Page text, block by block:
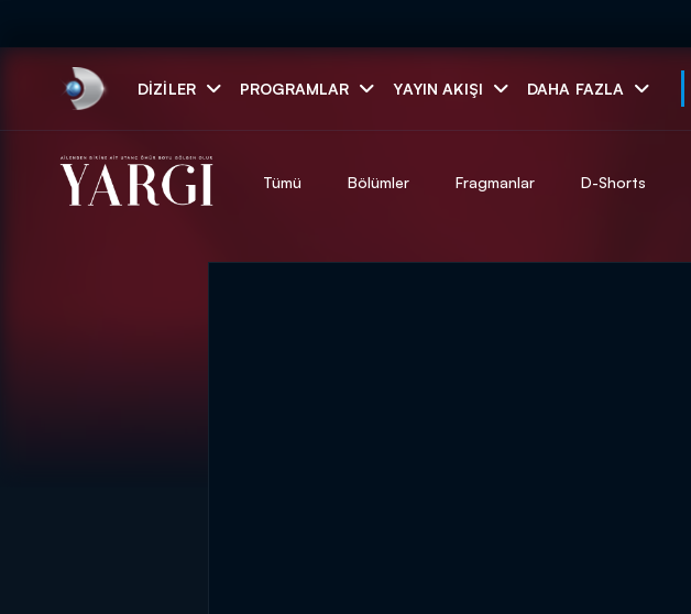
DIZILER PROGRAMLAR YAYIN AKIŞI DAHA FAZLA
Tümü Bölümler Fragmanlar D-Shorts